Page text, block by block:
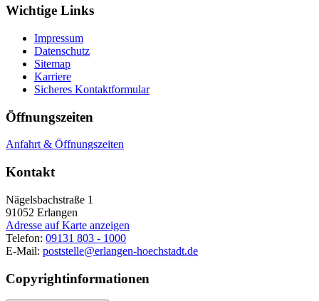
Wichtige Links
Impressum
Datenschutz
Sitemap
Karriere
Sicheres Kontaktformular
Öffnungszeiten
Anfahrt & Öffnungszeiten
Kontakt
Nägelsbachstraße 1
91052 Erlangen
Adresse auf Karte anzeigen
Telefon: 09131 803 - 1000
E-Mail: poststelle@erlangen-hoechstadt.de
Copyrightinformationen